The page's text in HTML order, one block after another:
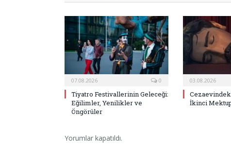
07.08.2026 0
Tiyatro Festivallerinin Geleceği:
Eğilimler, Yenilikler ve
Öngörüler
03.08.2026
İkinci
Yorumlar kapatıldı.